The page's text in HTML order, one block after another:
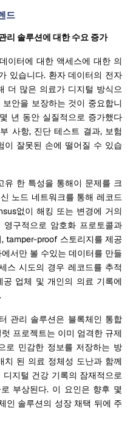
드
솔루션에 대한 수요 증가
이터에 대한 액세스에 대한 의
있습니다. 환자 데이터의 전자
더 많은 의료가 디지털 방식으
안을 보장하는 것이 중요합니
년 동안 실질적으로 증가했다
사항, 진단 테스트 결과, 보험
이 잘못된 손에 떨어질 수 있습
유 한 특성을 통해이 문제를 크
노드 네트워크를 통해 레코드
없이 해킹 또는 변경에 거의
구적으로 암호화 프로토콜과
tamper-proof 스토리지를 제공
서만 볼 수있는 데이터를 만들
스 시도의 경우 레코드를 추적
업체 및 개인의 의료 기록에
관리 솔루션은 블록체인 통합
프로젝트는 이미 엄격한 규제
로 민감한 정보를 저장하는 방
치 된 의료 정체성 도난과 함께
지털 건강 기록의 잠재적으로
부상된다. 이 요인은 향후 몇
인 솔루션의 성장 채택 뒤에 주